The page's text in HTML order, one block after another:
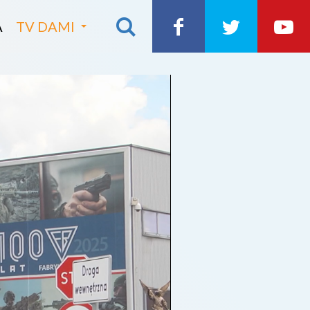
TV DAMI